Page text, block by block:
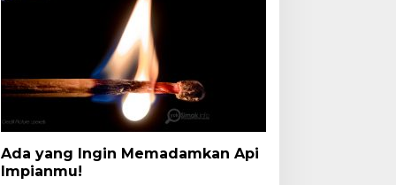
Ada yang Ingin Memadamkan Api
Impianmu!